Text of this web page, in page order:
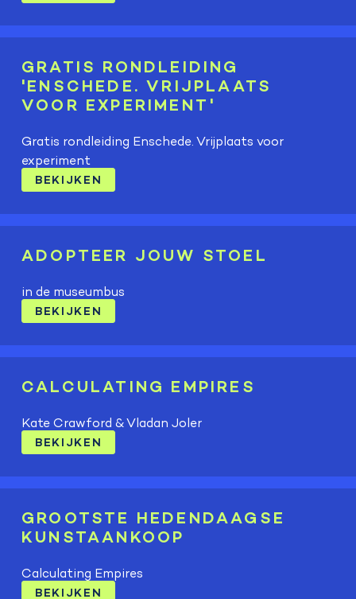
GRATIS RONDLEIDING
'ENSCHEDE. VRIJPLAATS
VOOR EXPERIMENT'
Gratis rondleiding Enschede. Vrijplaats voor
experiment
BEKIJKEN
ADOPTEER JOUW STOEL
in de museumbus
BEKIJKEN
CALCULATING EMPIRES
Kate Crawford & Vladan Joler
BEKIJKEN
GROOTSTE HEDENDAAGSE
KUNSTAANKOOP
Calculating Empires
BEKIJKEN